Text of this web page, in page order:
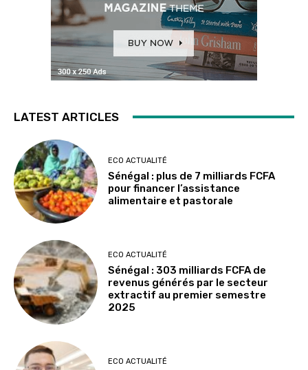
LATEST ARTICLES
ECO ACTUALITÉ
Sénégal : plus de 7 milliards FCFA
pour financer l’assistance
alimentaire et pastorale
ECO ACTUALITÉ
Sénégal : 303 milliards FCFA de
revenus générés par le secteur
extractif au premier semestre
2025
ECO ACTUALITÉ